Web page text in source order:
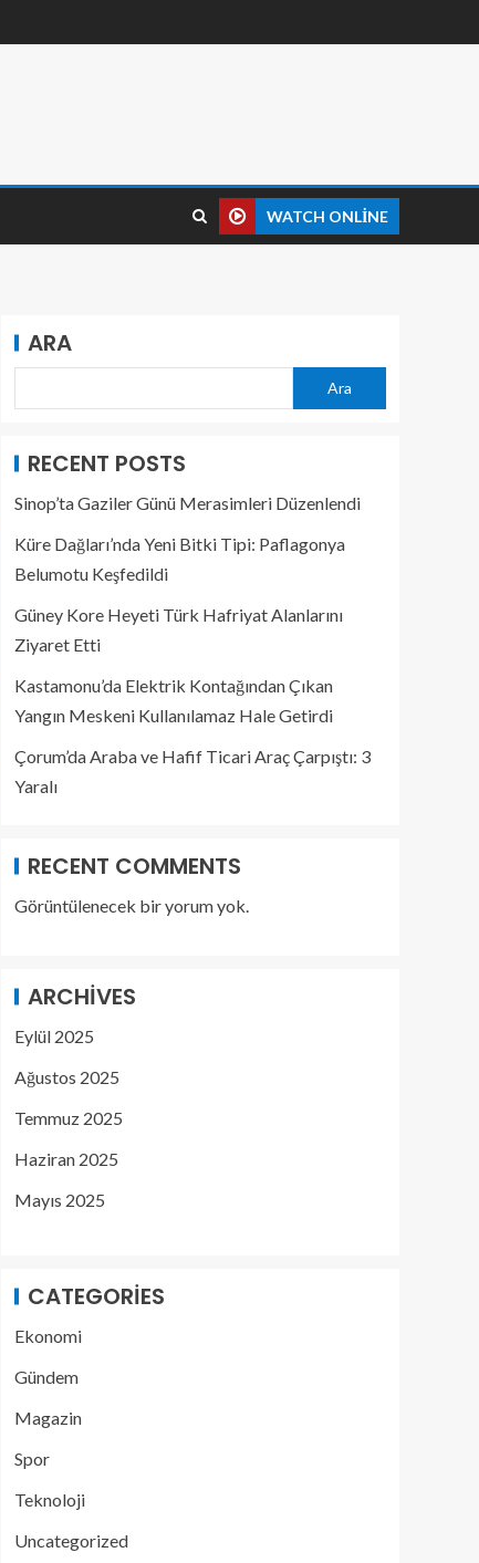
WATCH ONLINE
ARA
Ara
RECENT POSTS
Sinop’ta Gaziler Günü Merasimleri Düzenlendi
Küre Dağları’nda Yeni Bitki Tipi: Paflagonya
Belumotu Keşfedildi
Güney Kore Heyeti Türk Hafriyat Alanlarını
Ziyaret Etti
Kastamonu’da Elektrik Kontağından Çıkan
Yangın Meskeni Kullanılamaz Hale Getirdi
Çorum’da Araba ve Hafif Ticari Araç Çarpıştı: 3
Yaralı
RECENT COMMENTS
Görüntülenecek bir yorum yok.
ARCHIVES
Eylül 2025
Ağustos 2025
Temmuz 2025
Haziran 2025
Mayıs 2025
CATEGORIES
Ekonomi
Gündem
Magazin
Spor
Teknoloji
Uncategorized